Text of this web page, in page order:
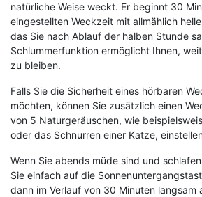
natürliche Weise weckt. Er beginnt 30
eingestellten Weckzeit mit allmählich
das Sie nach Ablauf der halben Stunde
Schlummerfunktion ermöglicht Ihnen,
zu bleiben.
Falls Sie die Sicherheit eines hörbaren
möchten, können Sie zusätzlich einen
von 5 Naturgeräuschen, wie
oder das Schnurren einer Katze,
Wenn Sie abends müde sind und
Sie einfach auf die
dann im Verlauf von 30 Minuten langsam